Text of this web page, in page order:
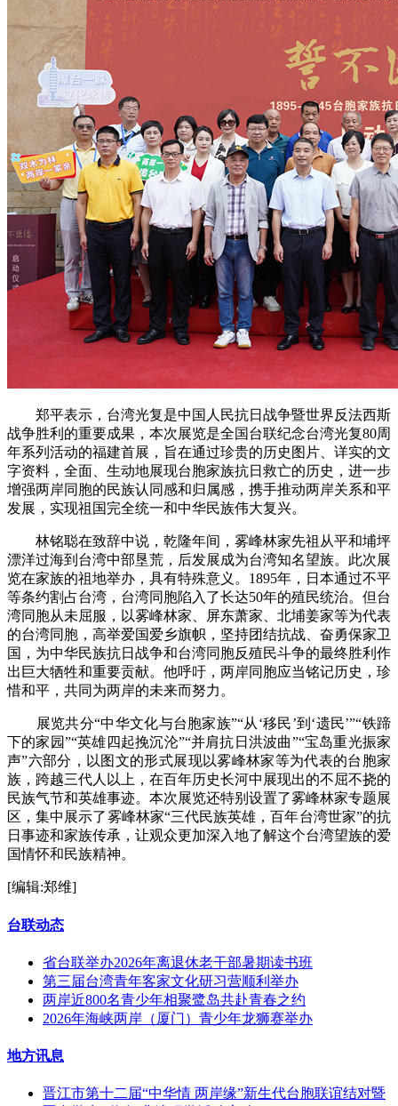
郑平表示，台湾光复是中国人民抗日战争暨世界反法西斯
战争胜利的重要成果，本次展览是全国台联纪念台湾光复80周
年系列活动的福建首展，旨在通过珍贵的历史图片、详实的文
字资料，全面、生动地展现台胞家族抗日救亡的历史，进一步
增强两岸同胞的民族认同感和归属感，携手推动两岸关系和平
发展，实现祖国完全统一和中华民族伟大复兴。
林铭聪在致辞中说，乾隆年间，雾峰林家先祖从平和埔坪
漂洋过海到台湾中部垦荒，后发展成为台湾知名望族。此次展
览在家族的祖地举办，具有特殊意义。1895年，日本通过不平
等条约割占台湾，台湾同胞陷入了长达50年的殖民统治。但台
湾同胞从未屈服，以雾峰林家、屏东萧家、北埔姜家等为代表
的台湾同胞，高举爱国爱乡旗帜，坚持团结抗战、奋勇保家卫
国，为中华民族抗日战争和台湾同胞反殖民斗争的最终胜利作
出巨大牺牲和重要贡献。他呼吁，两岸同胞应当铭记历史，珍
惜和平，共同为两岸的未来而努力。
展览共分“中华文化与台胞家族”“从‘移民’到‘遗民’”“铁蹄
下的家园”“英雄四起挽沉沦”“并肩抗日洪波曲”“宝岛重光振家
声”六部分，以图文的形式展现以雾峰林家等为代表的台胞家
族，跨越三代人以上，在百年历史长河中展现出的不屈不挠的
民族气节和英雄事迹。本次展览还特别设置了雾峰林家专题展
区，集中展示了雾峰林家“三代民族英雄，百年台湾世家”的抗
日事迹和家族传承，让观众更加深入地了解这个台湾望族的爱
国情怀和民族精神。
[编辑:郑维]
台联动态
省台联举办2026年离退休老干部暑期读书班
第三届台湾青年客家文化研习营顺利举办
两岸近800名青少年相聚鹭岛共赴青春之约
2026年海峡两岸（厦门）青少年龙狮赛举办
地方讯息
晋江市第十二届“中华情 两岸缘”新生代台胞联谊结对暨